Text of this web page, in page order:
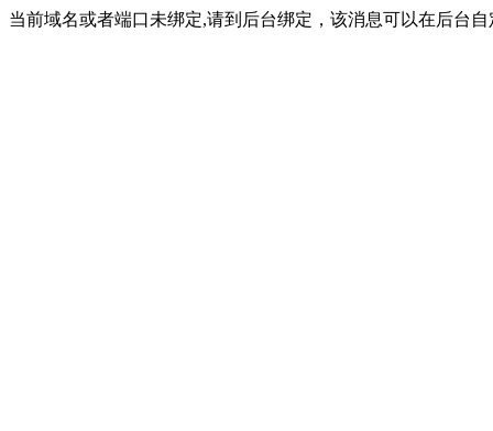
当前域名或者端口未绑定,请到后台绑定，该消息可以在后台自